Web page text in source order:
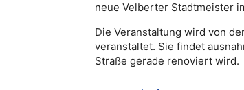
neue Velberter Stadtmeister
Die Veranstaltung wird von
veranstaltet. Sie findet
Straße gerade renoviert wird.